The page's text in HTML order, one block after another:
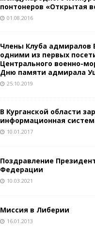
понтонеров «Открытая
01.08.2016
Члены Клуба адмиралов
одними из первых
Центрального военно-
Дню памяти адмирала
25.10.2019
В Курганской области
информационная
10.01.2017
Поздравление
Федерации
10.03.2021
Миссия в Либерии
16.01.2013